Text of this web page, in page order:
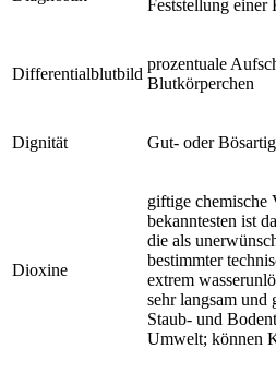
Feststellung einer
Differentialblutbild
prozentuale
Blutkörperchen
Dignität Gut- oder
Dioxine
giftige chemische
bekanntesten ist
die als
bestimmter
extrem
sehr langsam und
Staub- und
Umwelt; können